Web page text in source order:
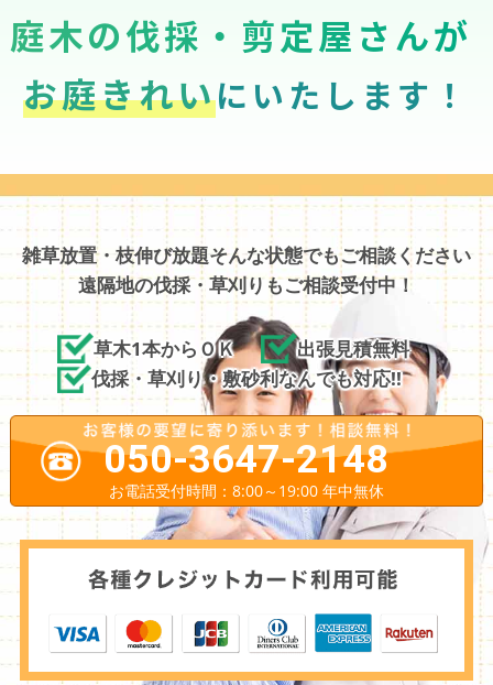
庭木の伐採・剪定屋さんが
お庭きれいにいたします！
雑草放置・枝伸び放題そんな状態でもご相談ください
遠隔地の伐採・草刈りもご相談受付中！
草木1本からＯＫ
出張見積無料
伐採・草刈り・敷砂利なんでも対応!!
050-3647-2148
お電話受付時間：8:00～19:00 年中無休